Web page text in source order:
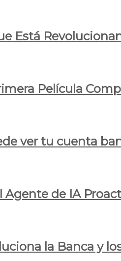
Está
Película
ver tu cuenta
Agente de IA
la Banca y